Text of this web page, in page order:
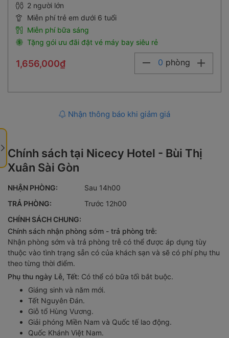
2 người lớn
Miễn phí trẻ em dưới 6 tuổi
Miễn phí bữa sáng
Tặng gói ưu đãi đặt vé máy bay siêu rẻ
1,656,000₫ 0 phòng
Nhận thông báo khi giảm giá
Chính sách tại Nicecy Hotel - Bùi Thị
Xuân Sài Gòn
NHẬN PHÒNG:
Sau 14h00
TRẢ PHÒNG:
Trước 12h00
CHÍNH SÁCH CHUNG:
Chính sách nhận phòng sớm - trả phòng trễ:
Nhận phòng sớm và trả phòng trễ có thể được áp dụng tùy
thuộc vào tình trạng sẵn có của khách sạn và sẽ có phí phụ thu
theo từng thời điểm.
Phụ thu ngày Lễ, Tết: Có thể có bữa tối bắt buộc.
Giáng sinh và năm mới.
Tết Nguyên Đán.
Giỗ tổ Hùng Vương.
Giải phóng Miền Nam và Quốc tế lao động.
Quốc Khánh Việt Nam.